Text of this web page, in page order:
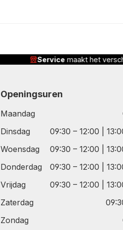
Service maakt het
Openingsuren
Maandag
Dinsdag
09:30 – 12:00 |
Woensdag
09:30 – 12:00 |
Donderdag
09:30 – 12:00 |
Vrijdag
09:30 – 12:00 |
Zaterdag
Zondag